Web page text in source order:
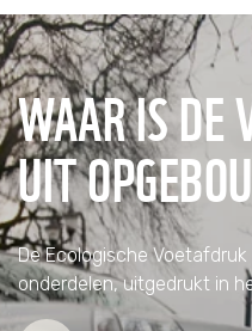
WAAR IS DE
UIT
De Ecologische
onderdelen, uitgedrukt in